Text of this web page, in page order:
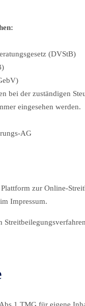
(DVStB)
bei der zuständigen
eingesehen werden.
AG
zur Online-
Impressum.